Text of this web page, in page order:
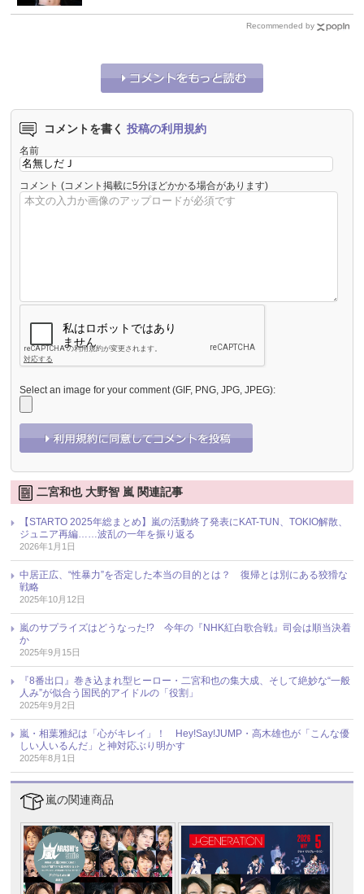
Recommended by
コメントを書く 投稿の利用規約
名前
コメント (コメント掲載に5分ほどかかる場合があります)
Select an image for your comment (GIF, PNG, JPG, JPEG):
二宮和也 大野智 嵐 関連記事
【STARTO 2025年総まとめ】嵐の活動終了発表にKAT-TUN、TOKIO解散、
ジュニア再編……波乱の一年を振り返る
2026年1月1日
中居正広、“性暴力”を否定した本当の目的とは？ 復帰とは別にある狡猾な
戦略
2025年10月12日
嵐のサプライズはどうなった!? 今年の『NHK紅白歌合戦』司会は順当決着
か
2025年9月15日
『8番出口』巻き込まれ型ヒーロー・二宮和也の集大成、そして絶妙な“一般
人み”が似合う国民的アイドルの「役割」
2025年9月2日
嵐・相葉雅紀は「心がキレイ」！ Hey!Say!JUMP・高木雄也が「こんな優
しい人いるんだ」と神対応ぶり明かす
2025年8月1日
嵐の関連商品